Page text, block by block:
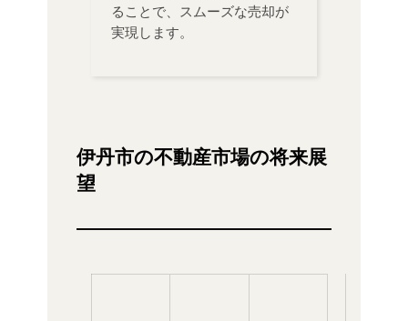
ることで、スムーズな売却が
実現します。
伊丹市の不動産市場の将来展
望